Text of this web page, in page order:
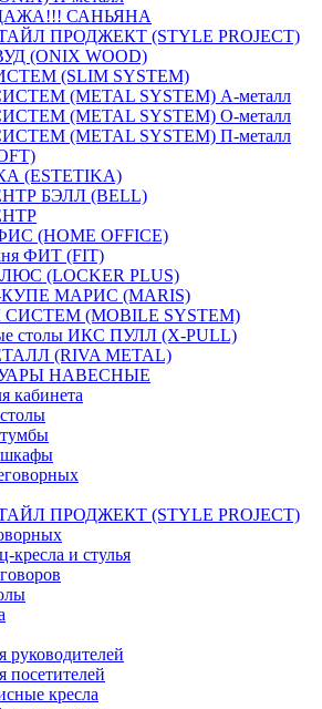
САНЬЯНА
ПРОДЖЕКТ (STYLE PROJECT)
(ONIX WOOD)
(SLIM SYSTEM)
(METAL SYSTEM) А-металл
(METAL SYSTEM) О-металл
(METAL SYSTEM) П-металл
(ESTETIKA)
БЭЛЛ (BELL)
(HOME OFFICE)
ФИТ (FIT)
(LOCKER PLUS)
МАРИС (MARIS)
(MOBILE SYSTEM)
столы ИКС ПУЛЛ (X-PULL)
(RIVA METAL)
НАВЕСНЫЕ
кабинета
ПРОДЖЕКТ (STYLE PROJECT)
кресла и стулья
руководителей
посетителей
кресла